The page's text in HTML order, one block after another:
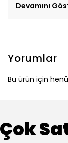
Devamını
Yorumlar
Bu ürün için
Çok